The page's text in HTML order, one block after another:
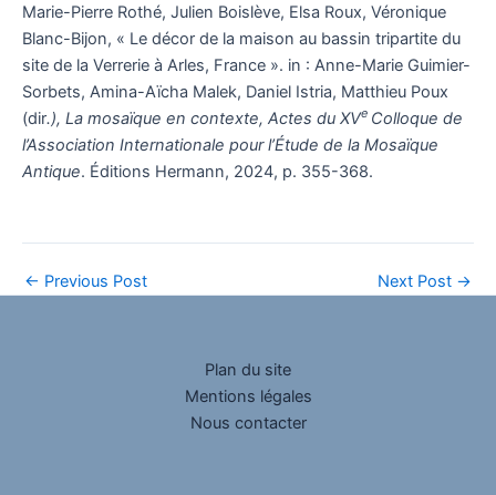
Marie-Pierre Rothé, Julien Boislève, Elsa Roux, Véronique
Blanc-Bijon, « Le décor de la maison au bassin tripartite du
site de la Verrerie à Arles, France ». in : Anne-Marie Guimier-
Sorbets, Amina-Aïcha Malek, Daniel Istria, Matthieu Poux
(dir.), La mosaïque en contexte, Actes du XVe Colloque de
l’Association Internationale pour l’Étude de la Mosaïque
Antique. Éditions Hermann, 2024, p. 355-368.
← Previous Post Next Post →
Plan du site
Mentions légales
Nous contacter